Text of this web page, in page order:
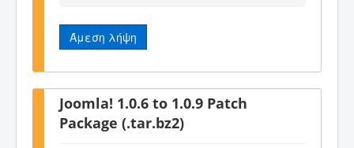
Άμεση λήψη
Joomla! 1.0.6 to 1.0.9 Patch
Package (.tar.bz2)